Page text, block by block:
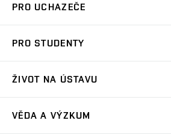
PRO UCHAZEČE
Letní škola architektury
PRO STUDENTY
Závěrečné práce a státní zkoušky
ŽIVOT NA ÚSTAVU
VĚDA A VÝZKUM